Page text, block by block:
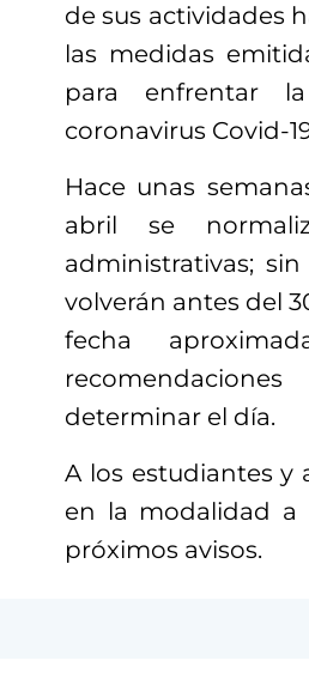
de sus actividades
las medidas
para enfrentar
coronavirus Covid-
Hace unas
abril se
administrativas;
volverán antes del
fecha
determinar el día.
A los estudiantes y
en la modalidad a
próximos avisos.